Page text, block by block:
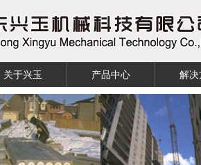
关于兴玉 产品中心 解决